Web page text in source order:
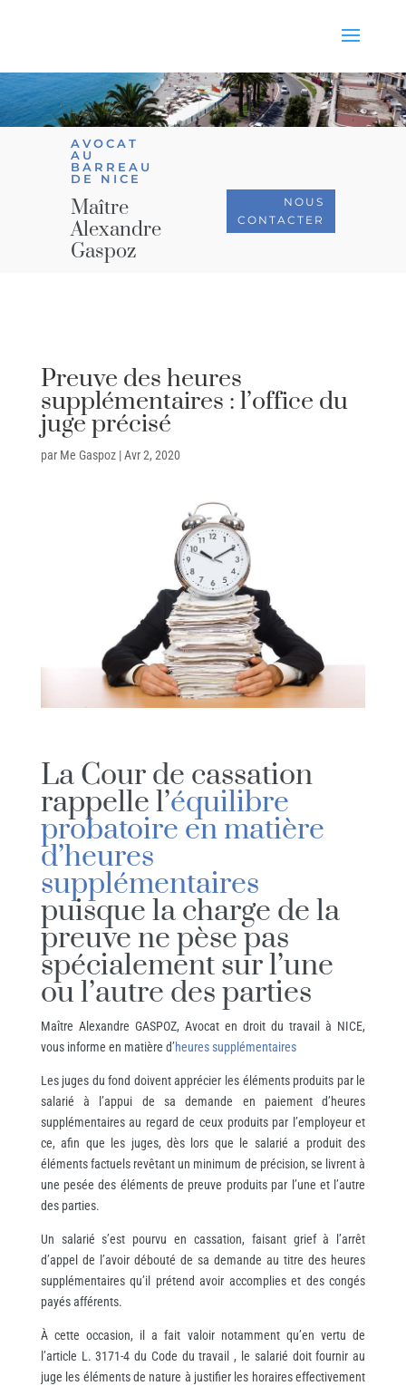
AVOCAT
AU
BARREAU
DE NICE
Maître
Alexandre
Gaspoz
NOUS
CONTACTER
Preuve des heures
supplémentaires : l’office du
juge précisé
par Me Gaspoz|Avr 2, 2020
La Cour de cassation
rappelle l’équilibre
probatoire en matière
d’heures
supplémentaires
puisque la charge de la
preuve ne pèse pas
spécialement sur l’une
ou l’autre des parties
Maître Alexandre GASPOZ, Avocat en droit du travail à NICE,
vous informe en matière d’heures supplémentaires
Les juges du fond doivent apprécier les éléments produits par le
salarié à l’appui de sa demande en paiement d’heures
supplémentaires au regard de ceux produits par l’employeur et
ce, afin que les juges, dès lors que le salarié a produit des
éléments factuels revêtant un minimum de précision, se livrent à
une pesée des éléments de preuve produits par l’une et l’autre
des parties.
Un salarié s’est pourvu en cassation, faisant grief à l’arrêt
d’appel de l’avoir débouté de sa demande au titre des heures
supplémentaires qu’il prétend avoir accomplies et des congés
payés afférents.
À cette occasion, il a fait valoir notamment qu’en vertu de
l’article L. 3171-4 du Code du travail , le salarié doit fournir au
juge les éléments de nature à justifier les horaires effectivement